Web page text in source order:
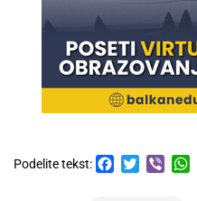
Podelite tekst: Facebook
Twitter
Viber